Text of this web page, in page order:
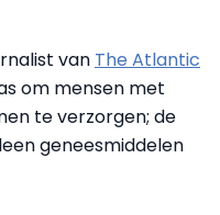
van The Atlantic
om mensen met
te verzorgen; de
geneesmiddelen